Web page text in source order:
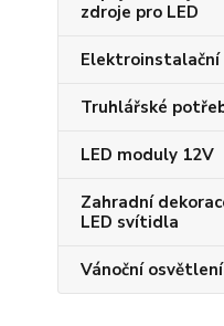
zdroje pro LED
Truhlářské
LED moduly 12V
Zahradní
LED svítidla
Vánoční